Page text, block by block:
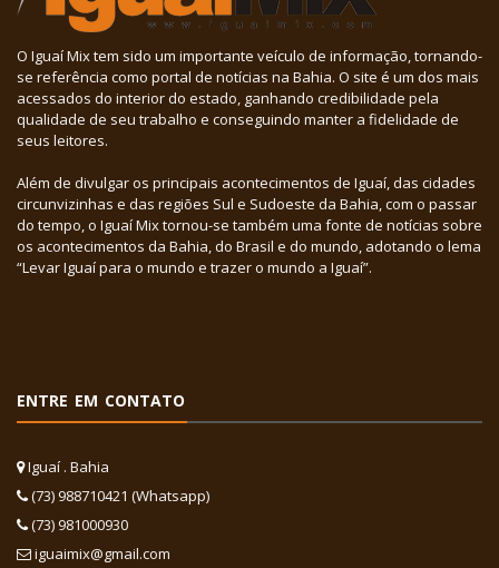
O Iguaí Mix tem sido um importante veículo de informação, tornando-
se referência como portal de notícias na Bahia. O site é um dos mais
acessados do interior do estado, ganhando credibilidade pela
qualidade de seu trabalho e conseguindo manter a fidelidade de
seus leitores.
Além de divulgar os principais acontecimentos de Iguaí, das cidades
circunvizinhas e das regiões Sul e Sudoeste da Bahia, com o passar
do tempo, o Iguaí Mix tornou-se também uma fonte de notícias sobre
os acontecimentos da Bahia, do Brasil e do mundo, adotando o lema
“Levar Iguaí para o mundo e trazer o mundo a Iguaí”.
ENTRE EM CONTATO
Iguaí . Bahia
(73) 988710421 (Whatsapp)
(73) 981000930
iguaimix@gmail.com